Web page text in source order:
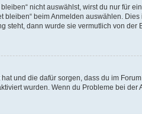
nicht auswählst, wirst du nur für
beim Anmelden auswählen.
steht, dann wurde sie vermutlich von der
und die dafür sorgen, dass du im
wurden. Wenn du Probleme bei